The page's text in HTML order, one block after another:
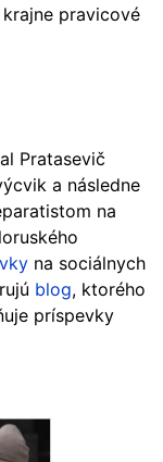
pravicové
Pratasevič
a následne
na
na sociálnych
blog, ktorého
príspevky